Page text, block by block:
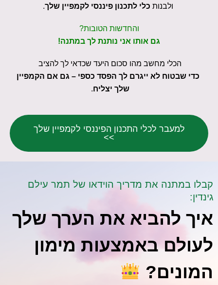
ולבנות כלי לתכנון פיננסי לקמפיין שלך.
והחדשות הטובות?
גם אותו אני נותנת לך במתנה!
הכלי מחשב מהו סכום היעד שכדאי לך להציב
כדי שבטוח לא ייגרם לך הפסד כספי – גם אם הקמפיין
שלך יצליח.
למעבר לכלי התכנון הפיננסי לקמפיין שלך
>>
קבלו במתנה את מדריך הוידאו של תמר עילם
גינדין:
איך להביא את הערך שלך
לעולם באמצעות מימון
המונים?